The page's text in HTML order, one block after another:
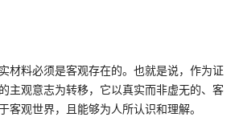
料必须是客观存在的。也就是说，作为证
主观意志为转移，它以真实而非虚无的、客
客观世界，且能够为人所认识和理解。